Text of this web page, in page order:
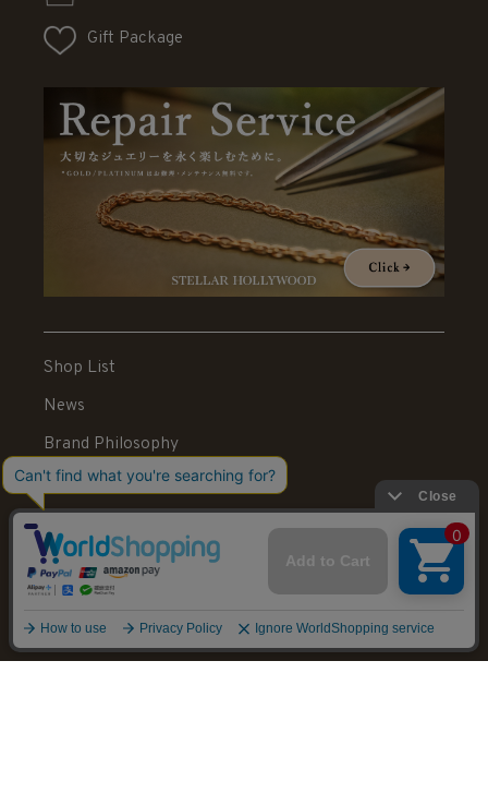
Gift Package
Shop List
News
Brand Philosophy
Contact
News Letter
Recruit
Legal Information